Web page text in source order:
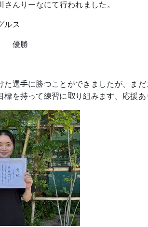
んりーなにて行われました。
ルス
優勝
た選手に勝つことができましたが、ま
標を持って練習に取り組みます。応援あ